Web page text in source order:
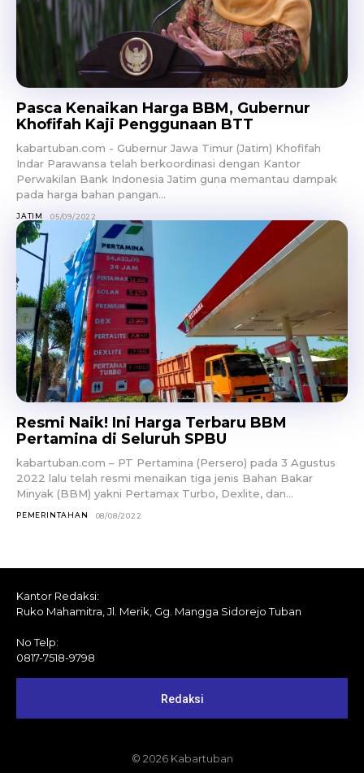
Pasca Kenaikan Harga BBM, Gubernur
Khofifah Kaji Penggunaan BTT
kabartuban.com - Gubernur Jawa Timur (Jatim) Khofifah
Indar Parawansa telah berkoordinasi dengan Kantor
Perwakilan Bank Indonesia Jatim guna memantau dampak
pada harga bahan pangan...
JATIM 05/09/2022
Resmi Naik! Ini Harga Terbaru BBM
Pertamina di Seluruh SPBU
kabartuban.com – PT Pertamina (Persero) pada 3 Agustus
2022 lalu telah resmi menaikan tiga jenis Bahan Bakar
Minyak (BBM) yakni Pertamax Turbo, Dexlite, dan...
PEMERINTAHAN 08/08/2022
Kantor Redaksi:
Ruko Mahamitra, Jl. Merik, Gg. Mangga Sidorejo Tuban
No Telp:
0817-7518-9798
Redaksi
© 2026 Kabartuban